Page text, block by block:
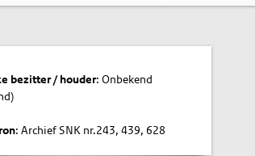
bezitter / houder: Onbekend
: Archief SNK nr.243, 439, 628